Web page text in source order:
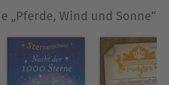
„Pferde, Wind und Sonne“